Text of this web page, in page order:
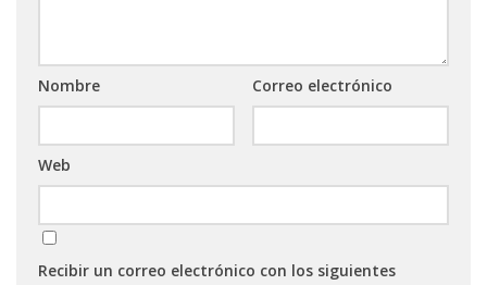
Nombre Correo electrónico
Web
Recibir un correo electrónico con los siguientes